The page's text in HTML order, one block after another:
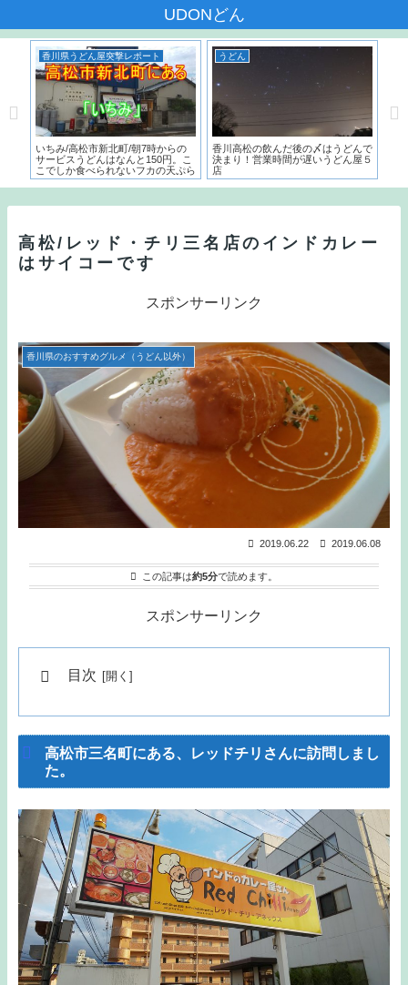
UDONどん
香川県うどん屋突撃レポート
いちみ/高松市新北町/朝7時からの
サービスうどんはなんと150円。こ
こでしか食べられないフカの天ぷら
とは？？
うどん
香川高松の飲んだ後の〆はうどんで
決まり！営業時間が遅いうどん屋５
店
高松/レッド・チリ三名店のインドカレー
はサイコーです
スポンサーリンク
香川県のおすすめグルメ（うどん以外）
2019.06.22 2019.06.08
この記事は約5分で読めます。
スポンサーリンク
目次
高松市三名町にある、レッドチリさんに訪問しまし
た。